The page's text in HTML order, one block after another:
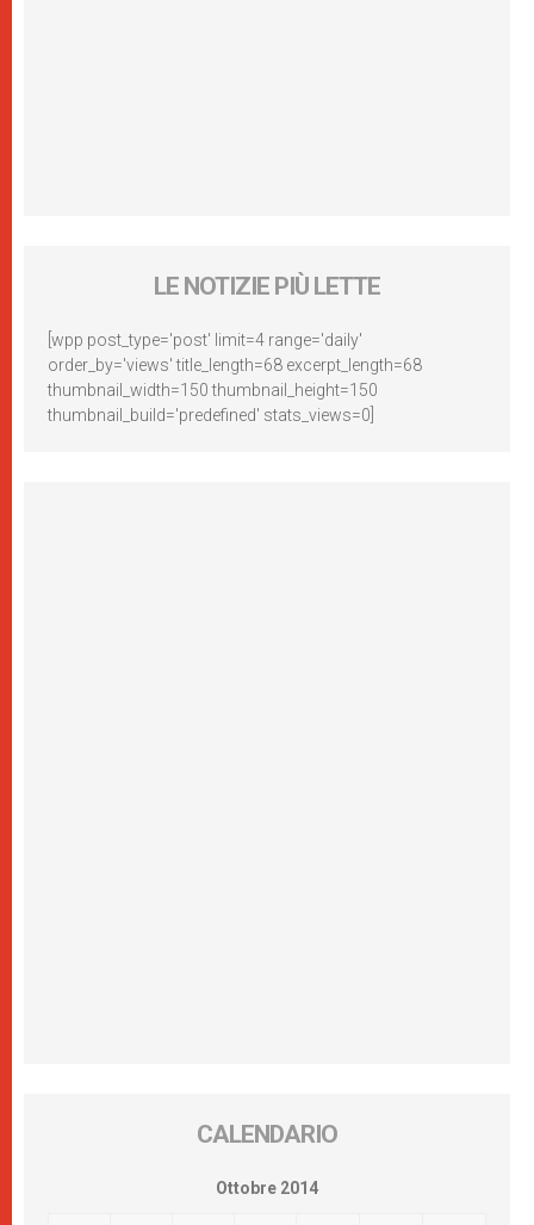
LE NOTIZIE PIÙ LETTE
[wpp post_type='post' limit=4 range='daily'
order_by='views' title_length=68 excerpt_length=68
thumbnail_width=150 thumbnail_height=150
thumbnail_build='predefined' stats_views=0]
CALENDARIO
Ottobre 2014